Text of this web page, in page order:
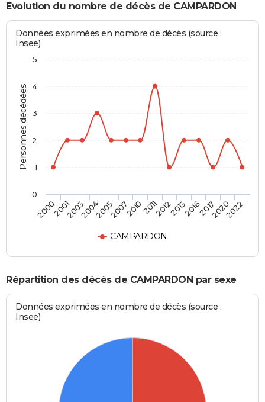
Evolution du nombre de décès de CAMPARDON
Personnes décédées
Données exprimées en nombre de décès (source :
Insee)
CAMPARDON
20002001200320042005200720102011201220132016201720202022
0
1
2
3
4
5
Répartition des décès de CAMPARDON par sexe
Données exprimées en nombre de décès (source :
Insee)